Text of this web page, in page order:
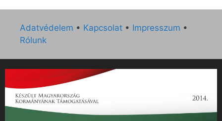
Adatvédelem • Kapcsolat • Impresszum •
Rólunk